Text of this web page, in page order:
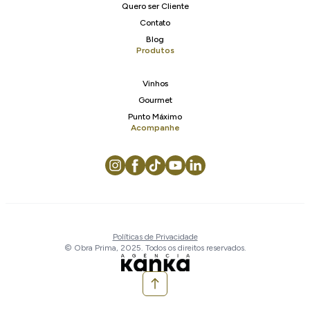
Quero ser Cliente
Contato
Blog
Produtos
Vinhos
Gourmet
Punto Máximo
Acompanhe
Políticas de Privacidade
© Obra Prima, 2025. Todos os direitos reservados.